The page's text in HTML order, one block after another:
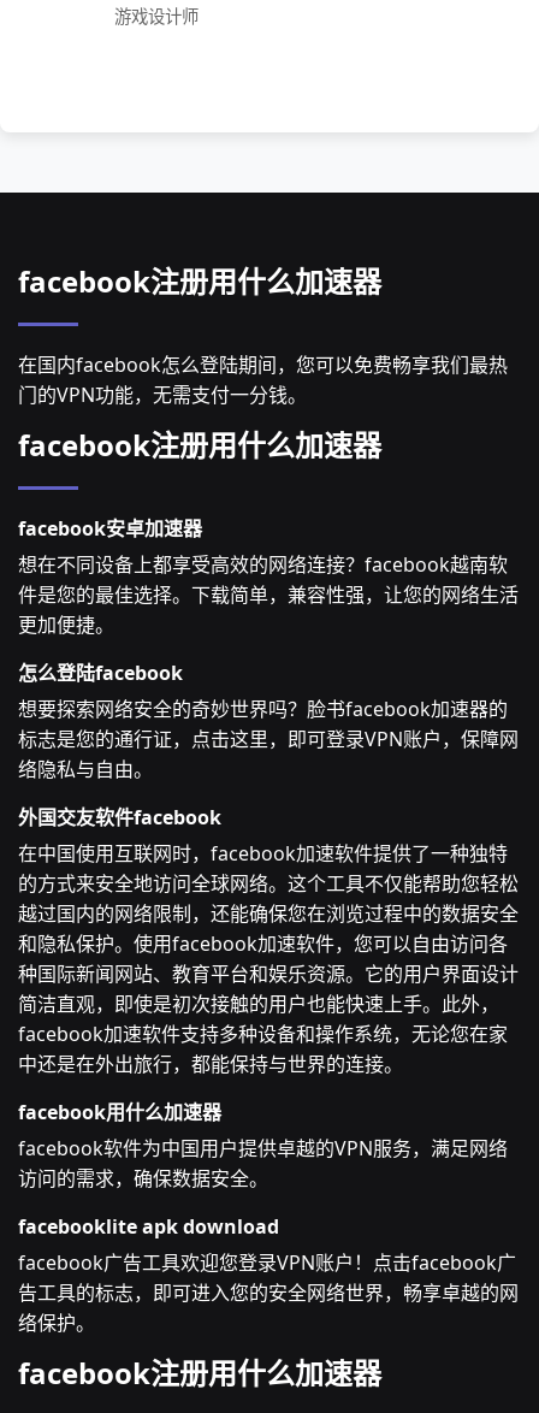
游戏设计师
facebook注册用什么加速器
在国内facebook怎么登陆期间，您可以免费畅享我们最热
门的VPN功能，无需支付一分钱。
facebook注册用什么加速器
facebook安卓加速器
想在不同设备上都享受高效的网络连接？facebook越南软
件是您的最佳选择。下载简单，兼容性强，让您的网络生活
更加便捷。
怎么登陆facebook
想要探索网络安全的奇妙世界吗？脸书facebook加速器的
标志是您的通行证，点击这里，即可登录VPN账户，保障网
络隐私与自由。
外国交友软件facebook
在中国使用互联网时，facebook加速软件提供了一种独特
的方式来安全地访问全球网络。这个工具不仅能帮助您轻松
越过国内的网络限制，还能确保您在浏览过程中的数据安全
和隐私保护。使用facebook加速软件，您可以自由访问各
种国际新闻网站、教育平台和娱乐资源。它的用户界面设计
简洁直观，即使是初次接触的用户也能快速上手。此外，
facebook加速软件支持多种设备和操作系统，无论您在家
中还是在外出旅行，都能保持与世界的连接。
facebook用什么加速器
facebook软件为中国用户提供卓越的VPN服务，满足网络
访问的需求，确保数据安全。
facebooklite apk download
facebook广告工具欢迎您登录VPN账户！点击facebook广
告工具的标志，即可进入您的安全网络世界，畅享卓越的网
络保护。
facebook注册用什么加速器